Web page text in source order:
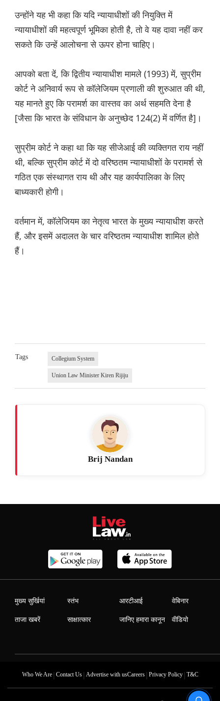
उन्होंने यह भी कहा कि यदि न्यायाधीशों की नियुक्ति में
न्यायाधीशों की महत्वपूर्ण भूमिका होती है, तो वे यह दावा नहीं कर
सकते कि उन्हें आलोचना से ऊपर होना चाहिए।
आपको बता दें, कि द्वितीय न्यायाधीश मामले (1993) में, सुप्रीम
कोर्ट ने अनिवार्य रूप से कॉलेजियम प्रणाली की शुरुआत की थी,
यह मानते हुए कि परामर्श का वास्तव का अर्थ सहमति देना है
[जैसा कि भारत के संविधान के अनुच्छेद 124(2) में वर्णित है]।
सुप्रीम कोर्ट ने कहा था कि यह सीजेआई की व्यक्तिगत राय नहीं
थी, बल्कि सुप्रीम कोर्ट में दो वरिष्ठतम न्यायाधीशों के परामर्श से
गठित एक संस्थागत राय थी और यह कार्यपालिका के लिए
बाध्यकारी होगी।
वर्तमान में, कॉलेजियम का नेतृत्व भारत के मुख्य न्यायाधीश करते
हैं, और इसमें अदालत के चार वरिष्ठतम न्यायाधीश शामिल होते
हैं।
Tags Collegium System
Union Law Minister Kiren Rijiju
Brij Nandan
मुख्य सुर्खियां
ताजा खबरें
स्तंभ
साक्षात्कार
आरटीआई
जानिए हमारा कानून
वेबिनार
वीडियो
Who We Are| Contact Us| Advertise with usCareers| Privacy Policy| T&C